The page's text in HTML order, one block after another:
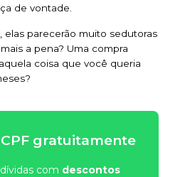
de vontade.
elas parecerão muito sedutoras
a pena? Uma compra
coisa que você queria
gratuitamente
com descontos